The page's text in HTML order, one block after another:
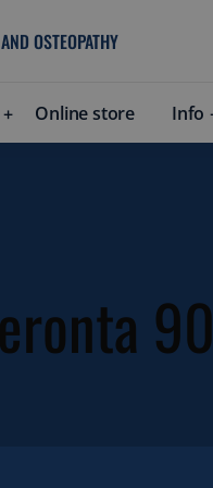
OSTEOPATHY
Online store Info
90